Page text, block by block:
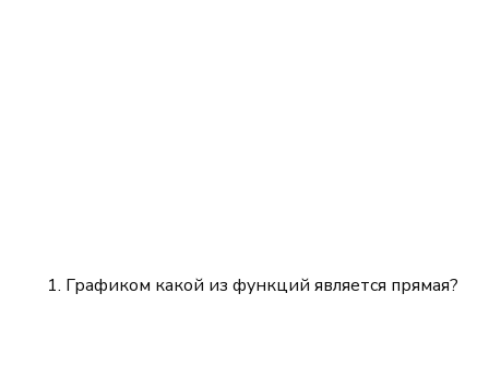
Графиком какой из функций является прямая?